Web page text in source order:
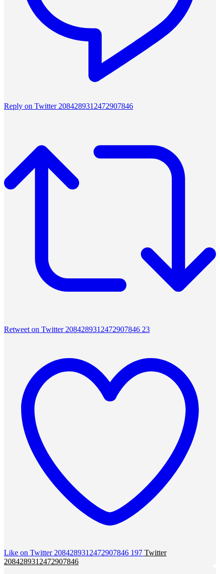
Reply on Twitter 2084289312472907846
Retweet on Twitter 2084289312472907846 23
Like on Twitter 2084289312472907846 197 Twitter
2084289312472907846